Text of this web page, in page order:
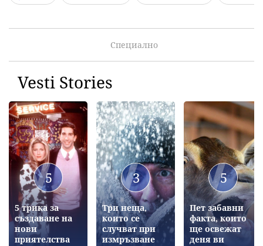
Специално
Vesti Stories
5
5 трика за
създаване на
нови
приятелства
3
Три неща,
които се
случват при
измръзване
5
Пет забавни
факта, които
ще освежат
деня ви